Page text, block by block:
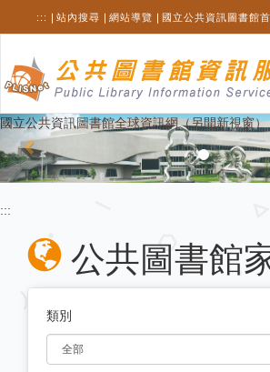
內
::: 站內搜尋 網站導覽 國立公共資訊圖書館
國立公共資訊圖書館全球資訊網（另開新視窗）
Previous
:::
公共圖書館
類別